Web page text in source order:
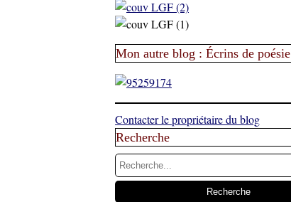
Mon autre blog : Écrins de poésie
Contacter le propriétaire du blog
Recherche